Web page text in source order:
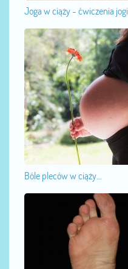
Joga w ciąży - ćwiczenia jogi...
Bóle pleców w ciąży...